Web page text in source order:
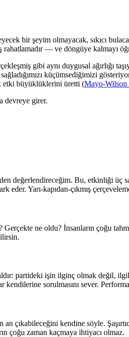
bir şeyim olmayacak, sıkıcı
— ve döngüye kalmayı
gibi aynı duygusal ağırlığı
küçümsediğimizi
etki büyüklüklerini üretti (Mayo-Wilson
devreye girer.
Bu, etkinliği üç
Yarı-kapıdan-çıkmış
Gerçekte ne oldu? İnsanların çoğu
partideki işin ilginç olmak değil,
kendilerine sorulmasını sever.
kendine söyle.
çoğu zaman kaçmaya ihtiyacı olmaz.